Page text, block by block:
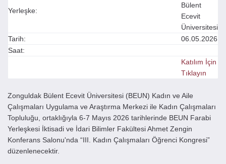
Yerleşke:
Bülent
Ecevit
Üniversitesi
Tarih:
06.05.2026
Saat:
Katılım İçin
Tıklayın
Zonguldak Bülent Ecevit Üniversitesi (BEUN) Kadın ve Aile
Çalışmaları Uygulama ve Araştırma Merkezi ile Kadın Çalışmaları
Topluluğu, ortaklığıyla 6-7 Mayıs 2026 tarihlerinde BEUN Farabi
Yerleşkesi İktisadi ve İdari Bilimler Fakültesi Ahmet Zengin
Konferans Salonu'nda “III. Kadın Çalışmaları Öğrenci Kongresi”
düzenlenecektir.